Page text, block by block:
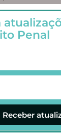
Penal
Receber